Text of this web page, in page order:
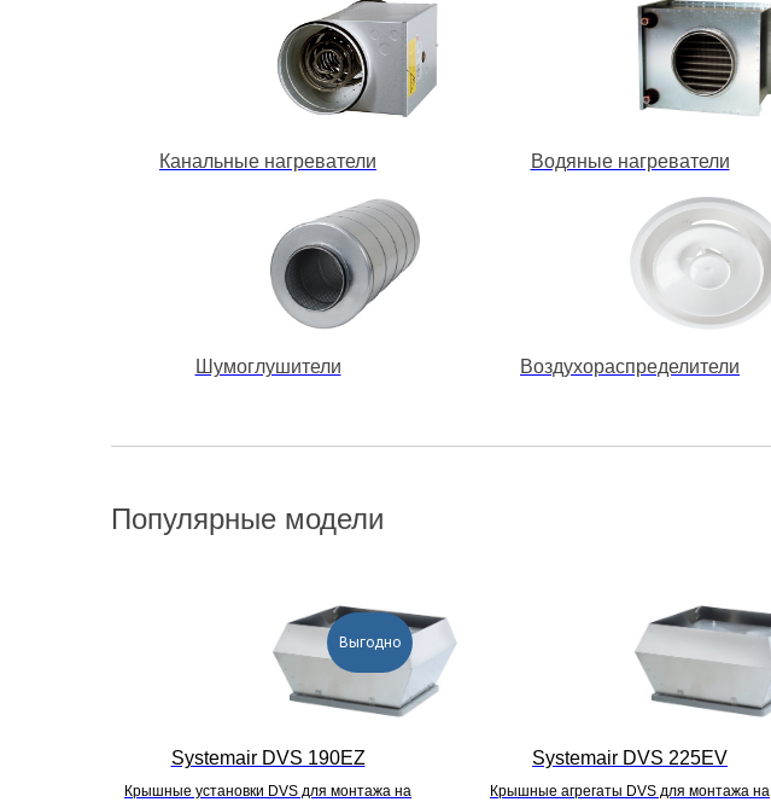
Канальные нагреватели Водяные нагреватели
Шумоглушители Воздухораспределители
Популярные модели
Выгодно
Systemair DVS 190EZ
Крышные установки DVS для монтажа на
Systemair DVS 225EV
Крышные агрегаты DVS для монтажа на